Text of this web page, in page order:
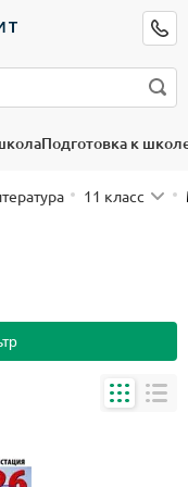
Подготовка к
11 класс